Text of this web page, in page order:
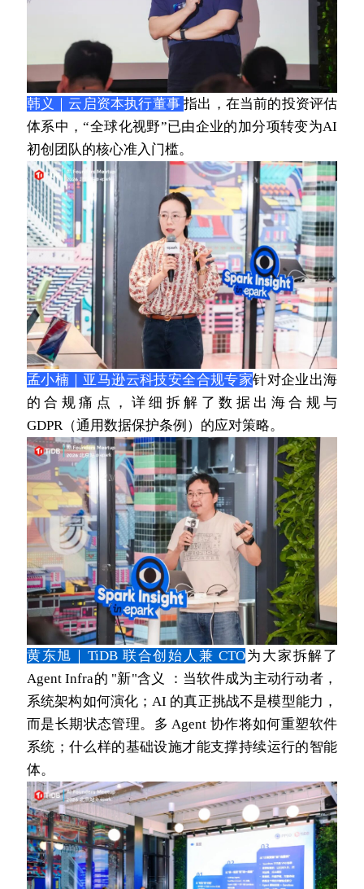
韩义｜云启资本执行董事 指出，在当前的投资评估
体系中，“全球化视野”已由企业的加分项转变为AI
初创团队的核心准入门槛。
孟小楠｜亚马逊云科技安全合规专家针对企业出海
的合规痛点，详细拆解了数据出海合规与
GDPR（通用数据保护条例）的应对策略。
黄东旭｜TiDB 联合创始人兼 CTO为大家拆解了
Agent Infra的 "新"含义 ：当软件成为主动行动者，
系统架构如何演化；AI 的真正挑战不是模型能力，
而是长期状态管理。 多 Agent 协作将如何重塑软件
系统；什么样的基础设施才能支撑持续运行的智能
体。